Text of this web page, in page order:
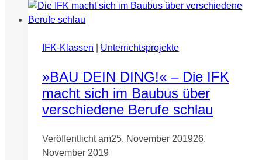
der
IFK-Klassen
Unterrichtsprojekte
»BAU DEIN DING!« – Die IFK
macht sich im Baubus über
verschiedene Berufe schlau
Veröffentlicht am25. November 201926.
November 2019